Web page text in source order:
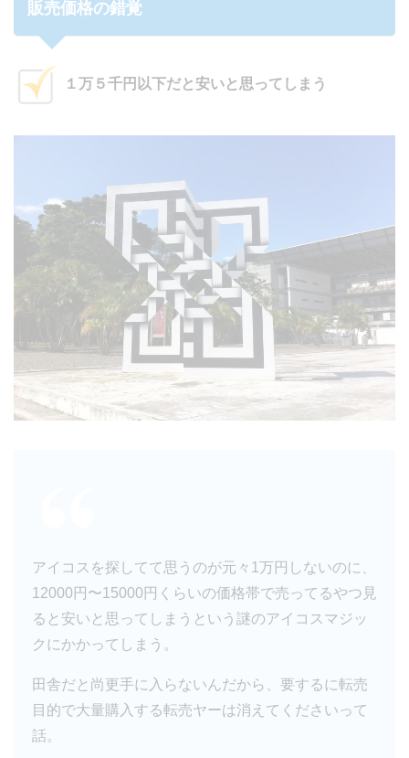
販売価格の錯覚
１万５千円以下だと安いと思ってしまう
アイコスを探してて思うのが元々1万円しないのに、
12000円〜15000円くらいの価格帯で売ってるやつ見
ると安いと思ってしまうという謎のアイコスマジッ
クにかかってしまう。
田舎だと尚更手に入らないんだから、要するに転売
目的で大量購入する転売ヤーは消えてくださいって
話。